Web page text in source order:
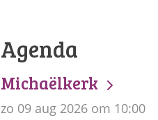
Agenda
Michaëlkerk
zo 09 aug 2026 om 10:00